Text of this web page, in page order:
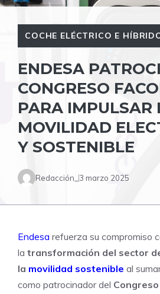
COCHE ELÉCTRICO E
ENDESA
CONGRESO
PARA IMPULSAR
MOVILIDAD
Y SOSTENIBLE
Redacción_ 3 marzo 2025
Endesa refuerza su compromiso
la transformación del sector
la movilidad sostenible al
como patrocinador del